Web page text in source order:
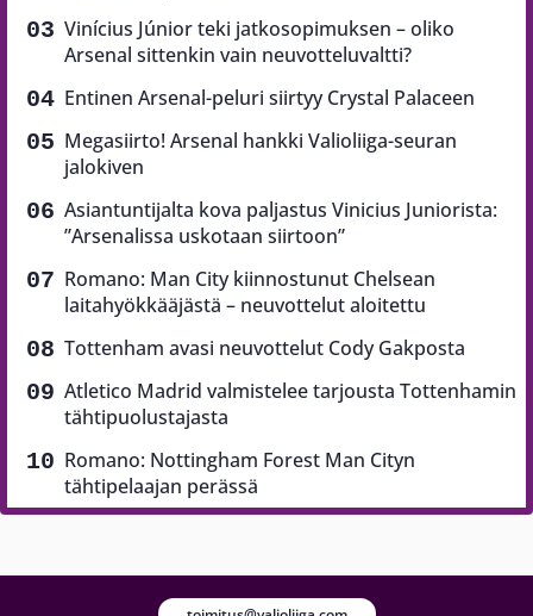
Vinícius Júnior teki jatkosopimuksen – oliko
Arsenal sittenkin vain neuvotteluvaltti?
Entinen Arsenal-peluri siirtyy Crystal Palaceen
Megasiirto! Arsenal hankki Valioliiga-seuran
jalokiven
Asiantuntijalta kova paljastus Vinicius Juniorista:
”Arsenalissa uskotaan siirtoon”
Romano: Man City kiinnostunut Chelsean
laitahyökkääjästä – neuvottelut aloitettu
Tottenham avasi neuvottelut Cody Gakposta
Atletico Madrid valmistelee tarjousta Tottenhamin
tähtipuolustajasta
Romano: Nottingham Forest Man Cityn
tähtipelaajan perässä